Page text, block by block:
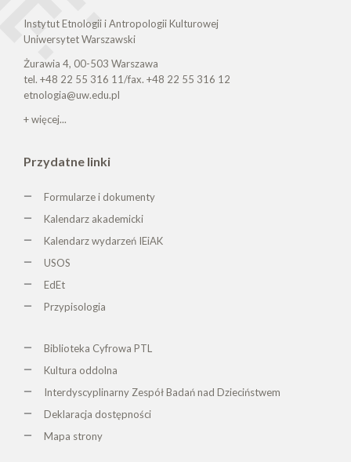
Instytut Etnologii i Antropologii Kulturowej
Uniwersytet Warszawski
Żurawia 4, 00-503 Warszawa
tel. +48 22 55 316 11/fax. +48 22 55 316 12
etnologia@uw.edu.pl
+ więcej...
Przydatne linki
Formularze i dokumenty
Kalendarz akademicki
Kalendarz wydarzeń IEiAK
USOS
EdEt
Przypisologia
Biblioteka Cyfrowa PTL
Kultura oddolna
Interdyscyplinarny Zespół Badań nad Dzieciństwem
Deklaracja dostępności
Mapa strony